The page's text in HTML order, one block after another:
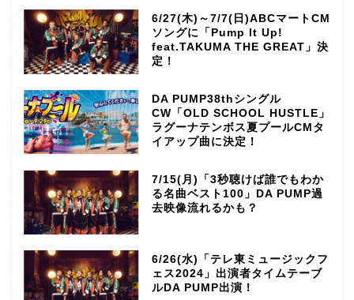
6/27(木)～7/7(日)ABCマートCM
ソングに「Pump It Up!
feat.TAKUMA THE GREAT」決
定！
DA PUMP38thシングル
CW「OLD SCHOOL HUSTLE」
ラグーナテンボス夏プールCMタ
イアップ曲に決定！
7/15(月)「3秒聴けば誰でもわか
る名曲ベスト100」DA PUMP過
去映像流れるかも？
6/26(水)「テレ東ミュージックフ
ェス2024」出演者タイムテーブ
ルDA PUMP出演！